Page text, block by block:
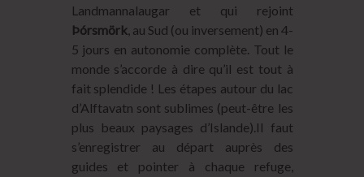
Landmannalaugar et qui rejoint
Þórsmörk, au Sud (ou inversement) en 4-
5 jours en autonomie complète. Tout le
monde s’accorde à dire qu’il est tout à
fait splendide ! Les étapes autour du lac
d’Alftavatn sont sublimes (peut-être les
plus beaux paysages d’Islande).Il faut
s’enregistrer au départ auprès des
guides et pointer à chaque refuge,